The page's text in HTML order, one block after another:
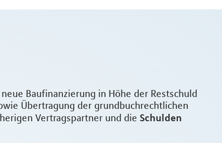
Baufinanzierung in Höhe der Restschuld
Übertragung der grundbuchrechtlichen
Vertragspartner und die Schulden